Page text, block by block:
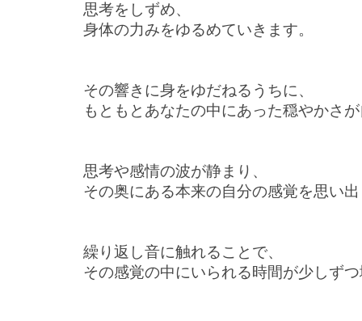
思考をしずめ、
身体の力みをゆるめていきます。
その響きに身をゆだねるうちに、
もともとあなたの中にあった穏やかさ
思考や感情の波が静まり、
その奥にある本来の自分の感覚を思い
繰り返し音に触れることで、
その感覚の中にいられる時間が少しず